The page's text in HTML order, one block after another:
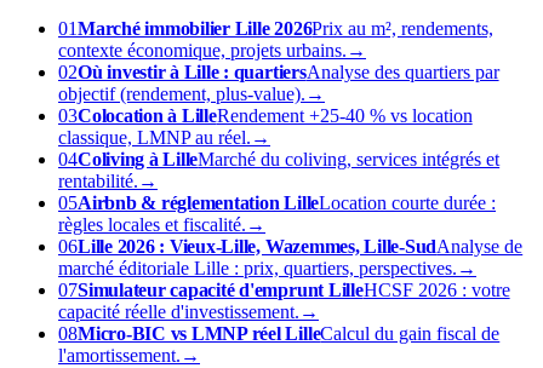
01Marché immobilier Lille 2026Prix au m², rendements,
contexte économique, projets urbains. →
02Où investir à Lille : quartiersAnalyse des quartiers par
objectif (rendement, plus-value). →
03Colocation à LilleRendement +25-40 % vs location
classique, LMNP au réel. →
04Coliving à LilleMarché du coliving, services intégrés et
rentabilité. →
05Airbnb & réglementation LilleLocation courte durée :
règles locales et fiscalité. →
06Lille 2026 : Vieux-Lille, Wazemmes, Lille-SudAnalyse de
marché éditoriale Lille : prix, quartiers, perspectives. →
07Simulateur capacité d'emprunt LilleHCSF 2026 : votre
capacité réelle d'investissement. →
08Micro-BIC vs LMNP réel LilleCalcul du gain fiscal de
l'amortissement. →